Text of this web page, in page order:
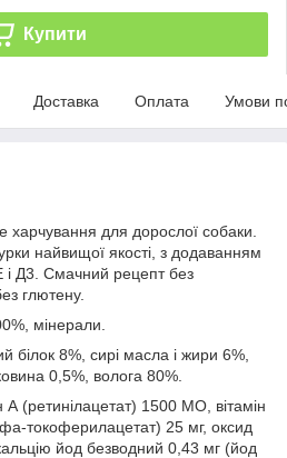
Купити
Доставка Оплата Умови
харчування для дорослої собаки.
найвищої якості, з додаванням
і Д3. Смачний рецепт без
глютену.
мінерали.
білок 8%, сирі масла і жири 6%,
0,5%, волога 80%.
А (ретинілацетат) 1500 МО, вітамін
токоферилацетат) 25 мг, оксид
йод безводний 0,43 мг (йод